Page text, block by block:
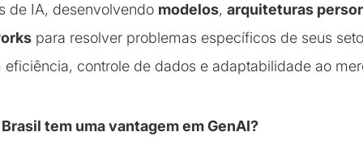
de IA, desenvolvendo modelos, arquiteturas
para resolver problemas específicos de seus
eficiência, controle de dados e adaptabilidade ao
tem uma vantagem em GenAI?